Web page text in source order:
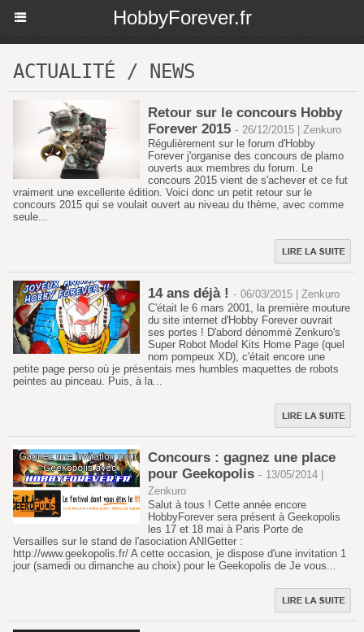
HobbyForever.fr
ACTUALITÉ / NEWS
Retour sur le concours Hobby
Forever 2015 - 26/12/2015 | Zenkuro
Régulièrement sur le forum d'Hobby
Forever j'organise des concours de plamo
ouverts aux membres du forum. Le
concours 2015 vient de s'achever et ce fut
vraiment une excellente édition. Voici donc un petit retour sur le
concours 2015 qui se voulait ouvert au niveau du thème, avec comme
seule...
14 ans déjà ! - 06/03/2015 | Zenkuro
C'était le 6 mars 2001, la première mouture
du site internet d'Hobby Forever ouvrait
ses portes ! D'abord dénommé Zenkuro's
Super Robot Model Kits Home Page (quel
nom pompeux XD), c'était encore une
petite page perso où je présentais mes humbles maquettes de robots
peintes au pinceau. Puis, à la...
Concours : gagnez une place
pour Geekopolis - 13/05/2014 |
Zenkuro
Salut à tous ! Cette année encore
HobbyForever sera présent à Geekopolis
les 17 et 18 mai à Paris Porte de
Versailles sur le stand de l'asociation ANIGetter :
http://www.geekopolis.fr/ A cette occasion, je dispose d'une invitation 1
jour (samedi ou dimanche au choix) pour le Geekopolis de Je vous...